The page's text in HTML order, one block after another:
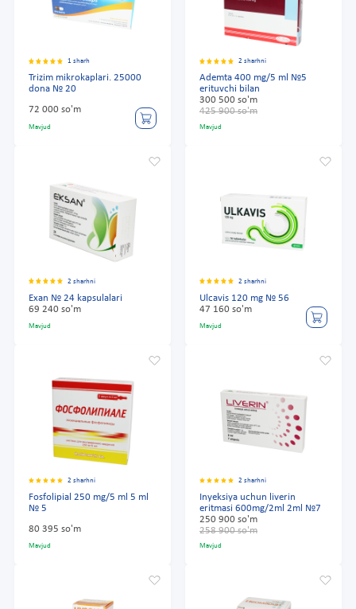
1 sharh
Trizim mikrokaplari. 25000
dona № 20
72 000 so'm
Mavjud
2 sharhni
Ademta 400 mg/5 ml №5
erituvchi bilan
300 500 so'm
425 900 so'm
Mavjud
2 sharhni
Exan № 24 kapsulalari
69 240 so'm
Mavjud
2 sharhni
Ulcavis 120 mg № 56
47 160 so'm
Mavjud
2 sharhni
Fosfolipial 250 mg/5 ml 5 ml
№ 5
80 395 so'm
Mavjud
2 sharhni
Inyeksiya uchun liverin
eritmasi 600mg/2ml 2ml №7
250 900 so'm
258 900 so'm
Mavjud